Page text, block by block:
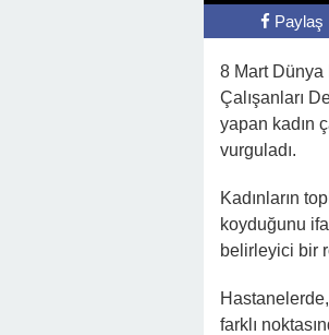
Paylaş
8 Mart Dünya
Çalışanları
yapan kadın
vurguladı.
Kadınların
koyduğunu
belirleyici bir
farklı